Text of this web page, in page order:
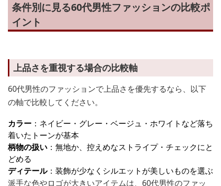
条件別に見る60代男性ファッションの比較ポ
イント
上品さを重視する場合の比較軸
60代男性のファッションで上品さを優先するなら、以下
の軸で比較してください。
カラー ：ネイビー・グレー・ベージュ・ホワイトなど落ち
着いたトーンが基本
柄物の扱い ：無地か、控えめなストライプ・チェックにと
どめる
ディテール：装飾が少なくシルエットが美しいものを選ぶ
派手な色やロゴが大きいアイテムは、60代男性のファッ